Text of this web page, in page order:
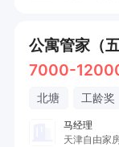
公寓管家（
7000-
北塘 工龄奖
马经理
天津自由家